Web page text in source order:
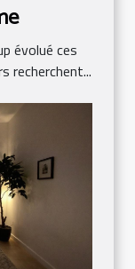
évolué ces
recherchent...